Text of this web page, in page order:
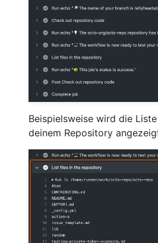
Beispielsweise wird die
deinem Repository